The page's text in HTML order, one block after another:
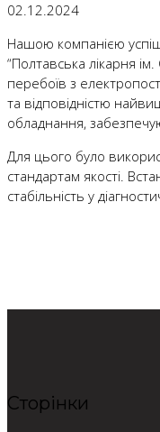
02.12.2024
Нашою компанією
“Полтавська лікарня
перебоїв з
та відповідністю
обладнання,
Для цього було
стандартам якості.
стабільність у
Сторінки